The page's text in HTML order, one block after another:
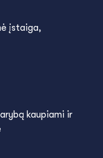
įstaiga,
kaupiami ir